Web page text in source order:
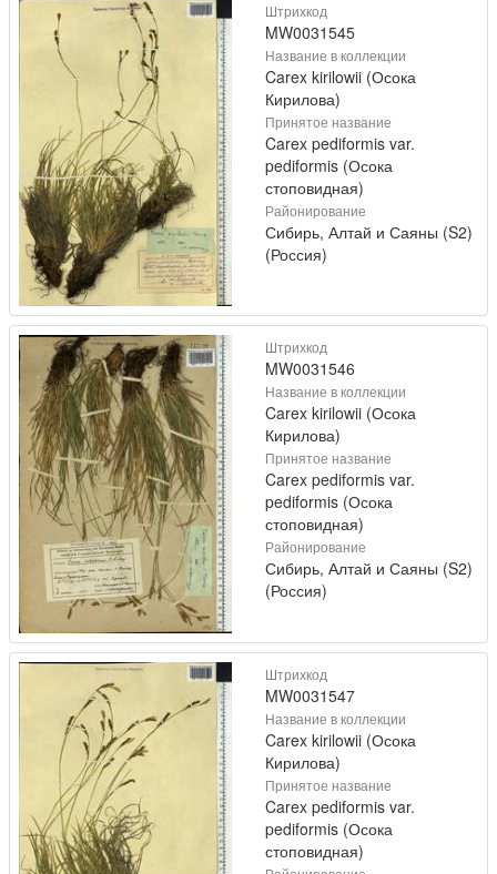
Штрихкод
MW0031545
Название в коллекции
Carex kirilowii (Осока
Кирилова)
Принятое название
Carex pediformis var.
pediformis (Осока
стоповидная)
Районирование
Сибирь, Алтай и Саяны (S2)
(Россия)
Штрихкод
MW0031546
Название в коллекции
Carex kirilowii (Осока
Кирилова)
Принятое название
Carex pediformis var.
pediformis (Осока
стоповидная)
Районирование
Сибирь, Алтай и Саяны (S2)
(Россия)
Штрихкод
MW0031547
Название в коллекции
Carex kirilowii (Осока
Кирилова)
Принятое название
Carex pediformis var.
pediformis (Осока
стоповидная)